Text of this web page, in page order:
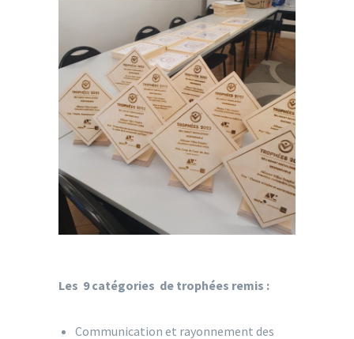
Les 9 catégories de trophées remis :
Communication et rayonnement des